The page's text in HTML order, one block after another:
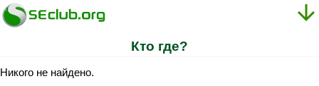
Кто где?
Никого не найдено.